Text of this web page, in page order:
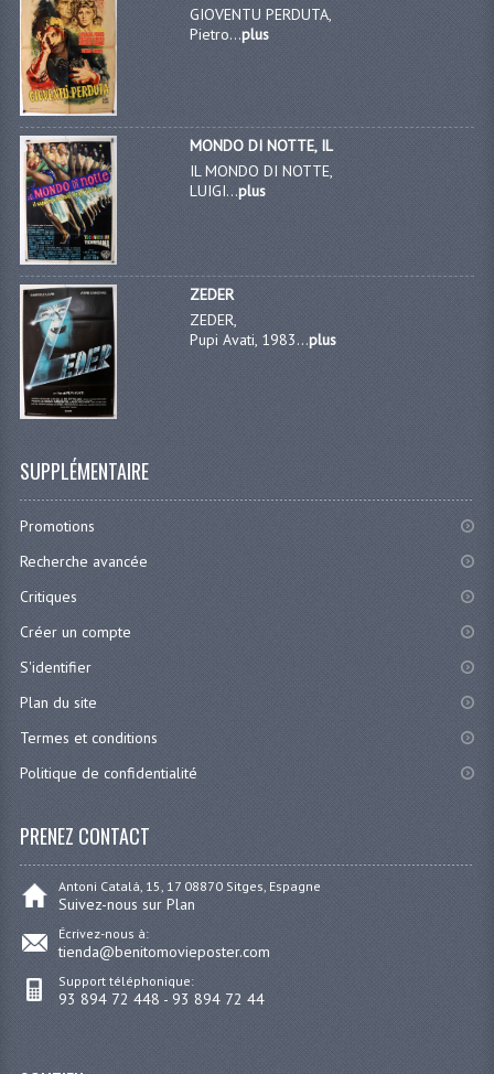
GIOVENTU PERDUTA,
Pietro...plus
MONDO DI NOTTE, IL
IL MONDO DI NOTTE,
LUIGI...plus
ZEDER
ZEDER,
Pupi Avati, 1983...plus
SUPPLÉMENTAIRE
Promotions
Recherche avancée
Critiques
Créer un compte
S'identifier
Plan du site
Termes et conditions
Politique de confidentialité
PRENEZ CONTACT
Antoni Catalá, 15, 17 08870 Sitges, Espagne
Suivez-nous sur Plan
Écrivez-nous à:
tienda@benitomovieposter.com
Support téléphonique:
93 894 72 448 - 93 894 72 44